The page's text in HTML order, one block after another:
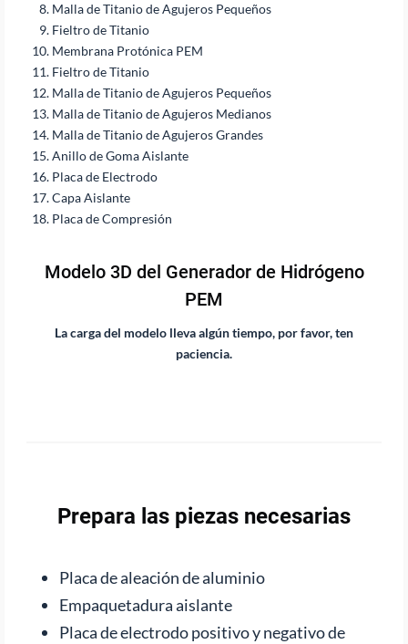
Malla de Titanio de Agujeros Pequeños
Fieltro de Titanio
Membrana Protónica PEM
Fieltro de Titanio
Malla de Titanio de Agujeros Pequeños
Malla de Titanio de Agujeros Medianos
Malla de Titanio de Agujeros Grandes
Anillo de Goma Aislante
Placa de Electrodo
Capa Aislante
Placa de Compresión
Modelo 3D del Generador de Hidrógeno
PEM
La carga del modelo lleva algún tiempo, por favor, ten
paciencia.
Prepara las piezas necesarias
Placa de aleación de aluminio
Empaquetadura aislante
Placa de electrodo positivo y negativo de